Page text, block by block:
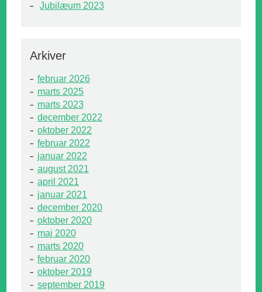
Jubilæum 2023
Arkiver
februar 2026
marts 2025
marts 2023
december 2022
oktober 2022
februar 2022
januar 2022
august 2021
april 2021
januar 2021
december 2020
oktober 2020
maj 2020
marts 2020
februar 2020
oktober 2019
september 2019